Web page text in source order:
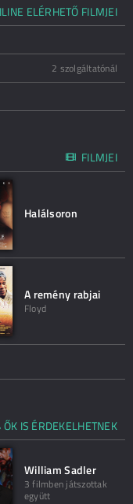
ELÉRHETŐ FILMJEI
2 szolgáltatónál
FILMJEI
Halálsoron
A remény rabjai
Floyd
ŐK IS ÉRDEKELHETNEK
William Sadler
3 filmben játszottak
együtt